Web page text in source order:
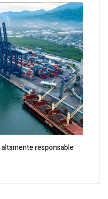
responsable